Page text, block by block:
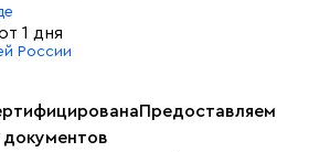
1 дня
России
Предоставляем
документов